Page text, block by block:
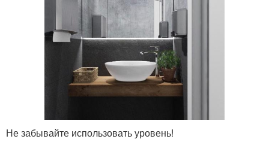
Не забывайте использовать уровень!